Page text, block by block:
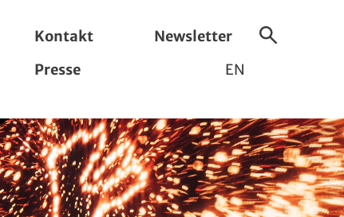
Kontakt
Newsletter
Presse
EN